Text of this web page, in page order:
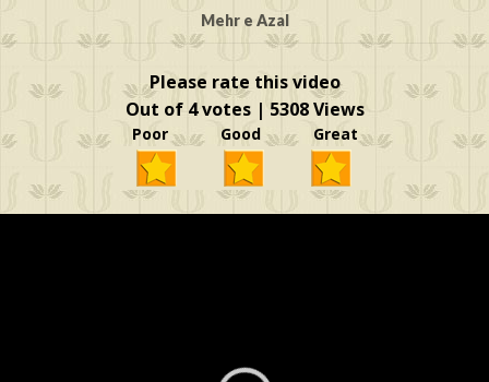
Mehr e Azal
Please rate this video
Out of 4 votes | 5308 Views
Poor Good Great